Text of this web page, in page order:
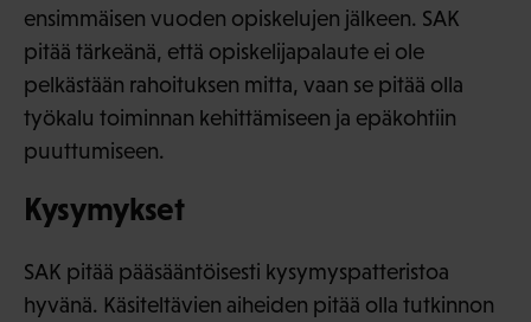
ensimmäisen vuoden opiskelujen jälkeen. SAK
pitää tärkeänä, että opiskelijapalaute ei ole
pelkästään rahoituksen mitta, vaan se pitää olla
työkalu toiminnan kehittämiseen ja epäkohtiin
puuttumiseen.
Kysymykset
SAK pitää pääsääntöisesti kysymyspatteristoa
hyvänä. Käsiteltävien aiheiden pitää olla tutkinnon